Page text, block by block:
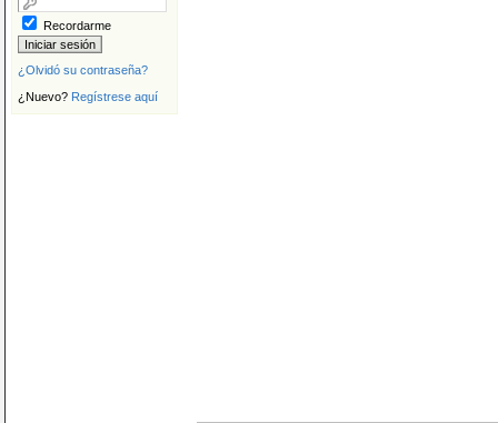
Recordarme
¿Olvidó su contraseña?
¿Nuevo? Regístrese aquí